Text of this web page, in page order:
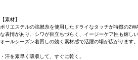
【素材】
ポリエステルの強撚糸を使用したドライなタッチが特徴の
な表情があり、シワが目立ちづらく、イージーケア性も嬉しい
オールシーズン着回しの効く素材感で活躍の場が広がります。
・汗を素早く吸収して、すぐに乾く。